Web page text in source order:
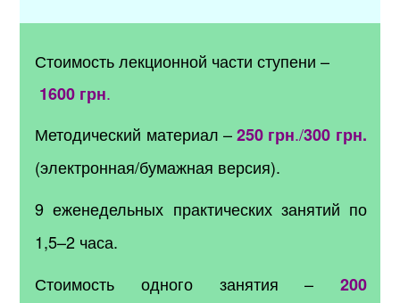
Стоимость лекционной части ступени –
1600 грн.
Методический материал –250 грн./300 грн.
(электронная/бумажная версия).
9 еженедельных практических занятий по
1,5–2 часа.
Стоимость одного занятия – 200